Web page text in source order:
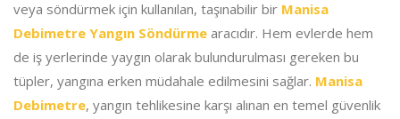
veya söndürmek için kullanılan, taşınabilir bir Manisa
Debimetre Yangın Söndürme aracıdır. Hem evlerde hem
de iş yerlerinde yaygın olarak bulundurulması gereken bu
tüpler, yangına erken müdahale edilmesini sağlar. Manisa
Debimetre, yangın tehlikesine karşı alınan en temel güvenlik